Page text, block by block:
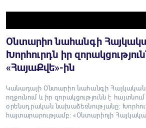
Օնտարիո նահանգի
Խորհուրդն իր
«ՀայաՔվե»-ին
Կանադայի Օնտարիո նահանգի Հայկական
ողջունում և իր զորակցությունն է
օրենսդրական նախաձեռնությանը:
հայտարարությամբ։ «Օնտարիոյի